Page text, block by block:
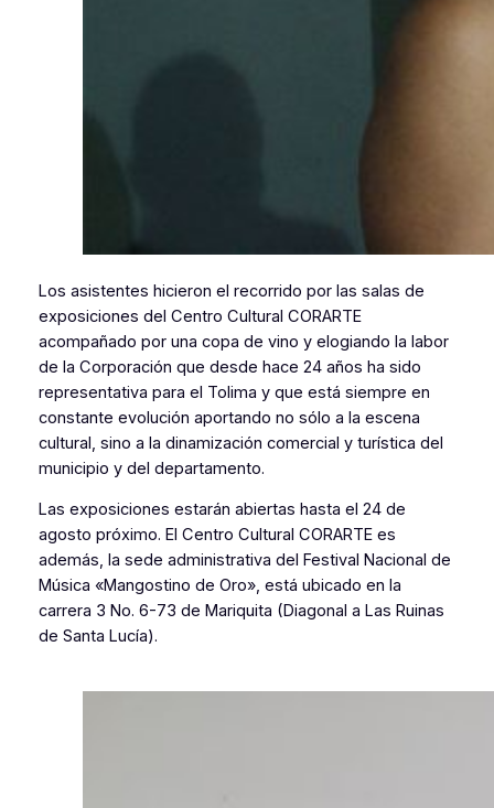
Los asistentes hicieron el recorrido por las salas de
exposiciones del Centro Cultural CORARTE
acompañado por una copa de vino y elogiando la labor
de la Corporación que desde hace 24 años ha sido
representativa para el Tolima y que está siempre en
constante evolución aportando no sólo a la escena
cultural, sino a la dinamización comercial y turística del
municipio y del departamento.
Las exposiciones estarán abiertas hasta el 24 de
agosto próximo. El Centro Cultural CORARTE es
además, la sede administrativa del Festival Nacional de
Música «Mangostino de Oro», está ubicado en la
carrera 3 No. 6-73 de Mariquita (Diagonal a Las Ruinas
de Santa Lucía).